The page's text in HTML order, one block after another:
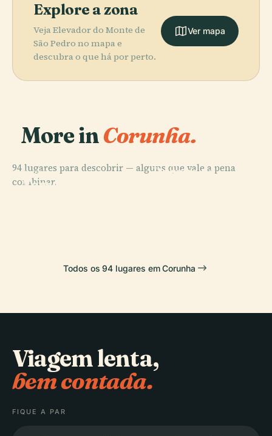
Explore a zona
Veja Elevador do Monte de
São Pedro no mapa e
descubra o que há por perto.
Ver mapa
More inCorunha.
94 lugares para descobrir — alguns que vale a pena
combinar.
PLACE
Torre de
Parque do
PLACE
Todos os 94 lugares em Corunha
Viagem lenta,
bem contada.
FIQUE A PAR